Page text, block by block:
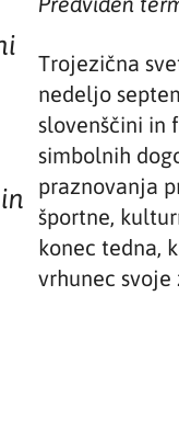
Trojezična
nedeljo
slovenščini in
simbolnih
praznovanja
športne,
konec tedna,
vrhunec svoje